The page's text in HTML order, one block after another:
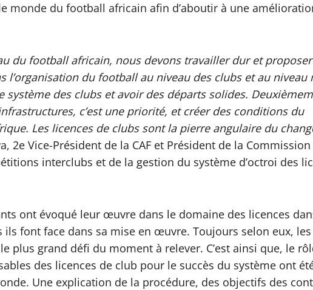
monde du football africain afin d’aboutir à une
du football africain, nous devons travailler dur et
l’organisation du football au niveau des clubs et au niveau
système des clubs et avoir des départs solides.
c’est une priorité, et créer des conditions du
Les licences de clubs sont la pierre angulaire du
2e Vice-Président de la CAF et Président de la Commission
interclubs et de la gestion du système d’octroi des
ont évoqué leur œuvre dans le domaine des licences
ils font face dans sa mise en œuvre. Toujours selon eux,
plus grand défi du moment à relever. C’est ainsi que, le
des licences de club pour le succès du système ont
Une explication de la procédure, des objectifs des